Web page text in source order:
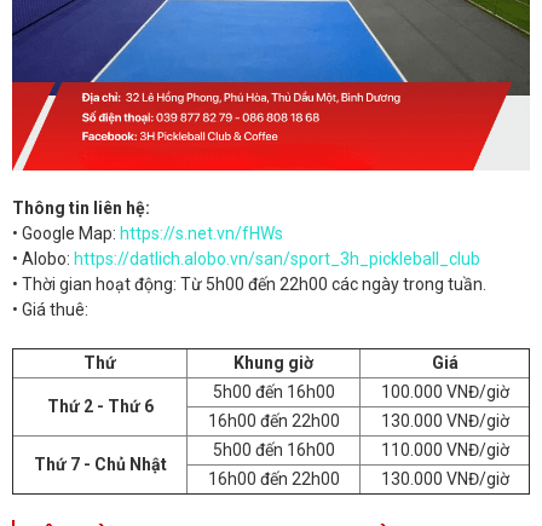
Thông tin liên hệ:
• Google Map: https://s.net.vn/fHWs
• Alobo: https://datlich.alobo.vn/san/sport_3h_pickleball_club
• Thời gian hoạt động: Từ 5h00 đến 22h00 các ngày trong tuần.
• Giá thuê:
Thứ Khung giờ Giá
Thứ 2 - Thứ 6
5h00 đến 16h00
100.000 VNĐ/giờ
16h00 đến 22h00
130.000 VNĐ/giờ
Thứ 7 - Chủ Nhật
5h00 đến 16h00
110.000 VNĐ/giờ
16h00 đến 22h00
130.000 VNĐ/giờ